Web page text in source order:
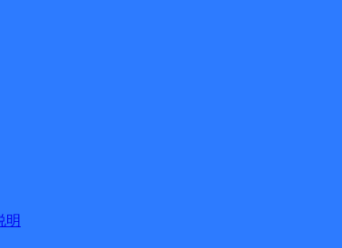
明
获《中国物流行业最具投资价值企业》